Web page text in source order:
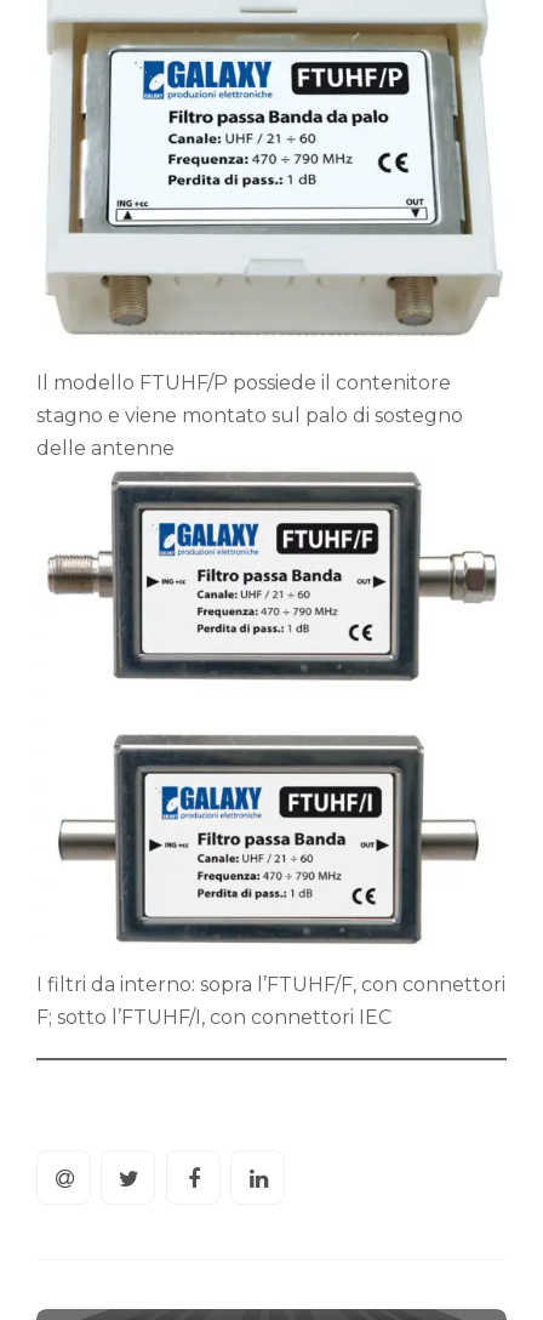
Il modello FTUHF/P possiede il contenitore
stagno e viene montato sul palo di sostegno
delle antenne
I filtri da interno: sopra l’FTUHF/F, con connettori
F; sotto l’FTUHF/I, con connettori IEC